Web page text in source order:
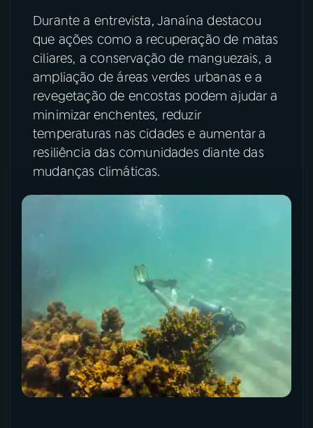
Durante a entrevista, Janaína destacou
que ações como a recuperação de matas
ciliares, a conservação de manguezais, a
ampliação de áreas verdes urbanas e a
revegetação de encostas podem ajudar a
minimizar enchentes, reduzir
temperaturas nas cidades e aumentar a
resiliência das comunidades diante das
mudanças climáticas.